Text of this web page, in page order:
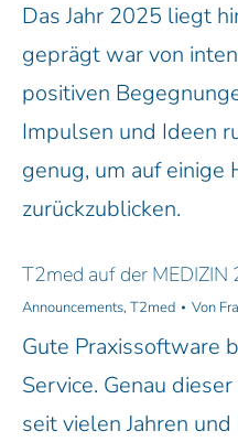
Das Jahr 2025 liegt
geprägt war von
positiven
Impulsen und Ideen
genug, um auf einige
zurückzublicken.
T2med auf der MEDIZIN
Announcements, T2med Von
Gute Praxissoftware
Service. Genau
seit vielen Jahren